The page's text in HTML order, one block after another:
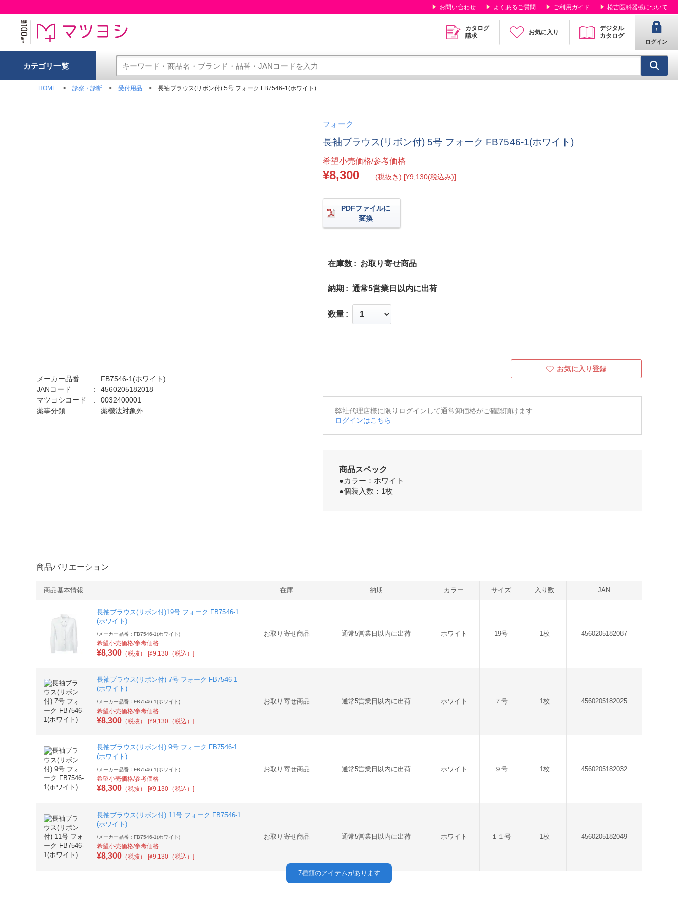
お問い合わせ よくあるご質問 ご利用ガイド 松吉医科器械について
カタログ
請求
お気に入り
デジタル
カタログ
ログイン
カテゴリ一覧
HOME 診察・診断 受付用品 長袖ブラウス(リボン付) 5号 フォーク FB7546-1(ホワイト)
メーカー品番
FB7546-1(ホワイト)
JANコード
4560205182018
マツヨシコード
0032400001
薬事分類
薬機法対象外
フォーク
長袖ブラウス(リボン付) 5号 フォーク FB7546-1(ホワイト)
希望小売価格/参考価格
¥8,300 (税抜き) [¥9,130(税込み)]
PDFファイルに
変換
在庫数 お取り寄せ商品
納期 通常5営業日以内に出荷
数量
お気に入り登録
弊社代理店様に限りログインして通常卸価格がご確認頂けます
ログインはこちら
商品スペック
●カラー：ホワイト
●個装入数：1枚
商品バリエーション
商品基本情報 在庫 納期 カラー サイズ 入り数 JAN
長袖ブラウス(リボン付)19号 フォーク FB7546-1
(ホワイト)
/ メーカー品番：FB7546-1(ホワイト)
希望小売価格/参考価格
¥8,300 （税抜） [¥9,130（税込）]
お取り寄せ商品 通常5営業日以内に出荷 ホワイト 19号 1枚 4560205182087
長袖ブラウス(リボン付) 7号 フォーク FB7546-1
(ホワイト)
/ メーカー品番：FB7546-1(ホワイト)
希望小売価格/参考価格
¥8,300 （税抜） [¥9,130（税込）]
お取り寄せ商品 通常5営業日以内に出荷 ホワイト ７号 1枚 4560205182025
長袖ブラウス(リボン付) 9号 フォーク FB7546-1
(ホワイト)
/ メーカー品番：FB7546-1(ホワイト)
希望小売価格/参考価格
¥8,300 （税抜） [¥9,130（税込）]
お取り寄せ商品 通常5営業日以内に出荷 ホワイト ９号 1枚 4560205182032
長袖ブラウス(リボン付) 11号 フォーク FB7546-1
(ホワイト)
/ メーカー品番：FB7546-1(ホワイト)
希望小売価格/参考価格
¥8,300 （税抜） [¥9,130（税込）]
お取り寄せ商品 通常5営業日以内に出荷 ホワイト １１号 1枚 4560205182049
7種類のアイテムがあります